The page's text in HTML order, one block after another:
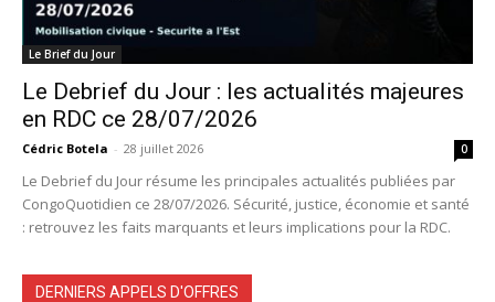
Le Brief du Jour
Le Debrief du Jour : les actualités majeures
en RDC ce 28/07/2026
Cédric Botela - 28 juillet 2026 0
Le Debrief du Jour résume les principales actualités publiées par
CongoQuotidien ce 28/07/2026. Sécurité, justice, économie et santé
: retrouvez les faits marquants et leurs implications pour la RDC.
DERNIERS APPELS D'OFFRES